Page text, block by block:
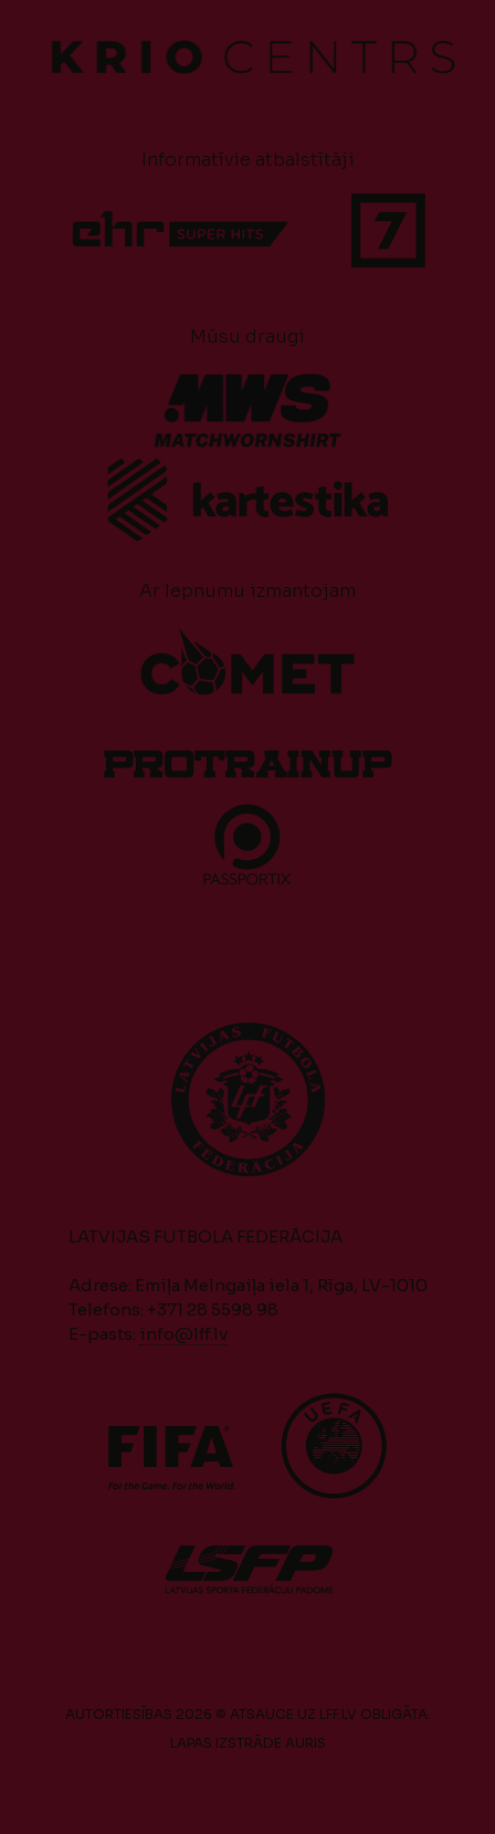
Informatīvie atbalstītāji
Mūsu draugi
Ar lepnumu izmantojam
LATVIJAS FUTBOLA FEDERĀCIJA
Adrese: Emiļa Melngaiļa iela 1, Rīga, LV-1010
Telefons: +371 28 5598 98
E-pasts: info@lff.lv
AUTORTIESĪBAS 2026 © ATSAUCE UZ LFF.LV OBLIGĀTA.
LAPAS IZSTRĀDE AURIS